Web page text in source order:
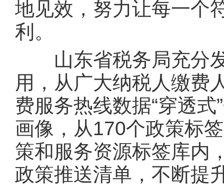
地见效，努力让每一个
利。
山东省税务局充分发
用，从广大纳税人缴费
费服务热线数据“穿透
画像，从170个政策标
策和服务资源标签库内
政策推送清单，不断提